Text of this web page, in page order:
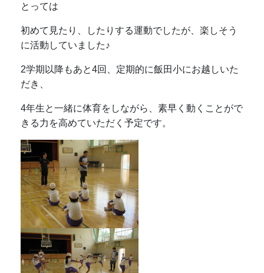
とっては
初めて見たり、したりする運動でしたが、楽しそう
に活動していました♪
2学期以降もあと4回、定期的に飯田小にお越しいた
だき、
4年生と一緒に体育をしながら、素早く動くことがで
きる力を高めていただく予定です。